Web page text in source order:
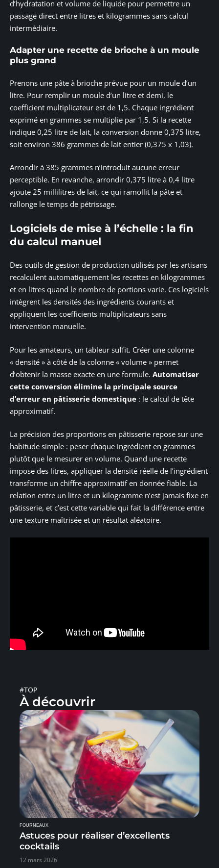
d’hydratation et volume de liquide pour permettre un
passage direct entre litres et kilogrammes sans calcul
intermédiaire.
Adapter une recette de brioche à un moule
plus grand
Prenons une pâte à brioche prévue pour un moule d’un
litre. Pour remplir un moule d’un litre et demi, le
coefficient multiplicateur est de 1,5. Chaque ingrédient
exprimé en grammes se multiplie par 1,5. Si la recette
indique 0,25 litre de lait, la conversion donne 0,375 litre,
soit environ 386 grammes de lait entier (0,375 x 1,03).
Arrondir à 385 grammes n’introduit aucune erreur
perceptible. En revanche, arrondir 0,375 litre à 0,4 litre
ajoute 25 millilitres de lait, ce qui ramollit la pâte et
rallonge le temps de pétrissage.
Logiciels de mise à l’échelle : la fin
du calcul manuel
Des outils de gestion de production utilisés par les artisans
recalculent automatiquement les recettes en kilogrammes
et en litres quand le nombre de portions varie. Ces logiciels
intègrent les densités des ingrédients courants et
appliquent les coefficients multiplicateurs sans
intervention manuelle.
Pour les amateurs, un tableur suffit. Créer une colonne
« densité » à côté de la colonne « volume » permet
d’obtenir la masse exacte en une formule. Automatiser
cette conversion élimine la principale source
d’erreur en pâtisserie domestique : le calcul de tête
approximatif.
La précision des proportions en pâtisserie repose sur une
habitude simple : peser chaque ingrédient en grammes
plutôt que le mesurer en volume. Quand une recette
impose des litres, appliquer la densité réelle de l’ingrédient
transforme un chiffre approximatif en donnée fiable. La
relation entre un litre et un kilogramme n’est jamais fixe en
pâtisserie, et c’est cette variable qui fait la différence entre
une texture maîtrisée et un résultat aléatoire.
#TOP
À découvrir
FOURNEAUX
Astuces pour réaliser d’excellents
cocktails
12 mars 2026